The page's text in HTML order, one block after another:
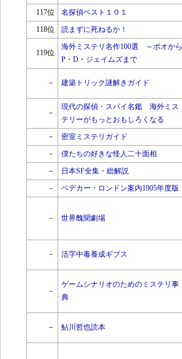
117位 名探偵ベスト１０１
118位 読まずに死ねるか！
119位
海外ミステリ名作100選 ～ポオから
P・D・ジェイムズまで
－ 建築トリック謎解きガイド
－
現代の探偵・スパイ名鑑 海外ミス
テリーがもっとおもしろくなる
－
密室ミステリガイド
－
僕たちの好きな怪人二十面相
－
日本SF全集・総解説
－ ベデカー・ロンドン案内1905年度版
－ 世界醜聞劇場
－ 活字中毒養成ギブス
－
ゲームシナリオのためのミステリ事
典
－ 鮎川哲也読本